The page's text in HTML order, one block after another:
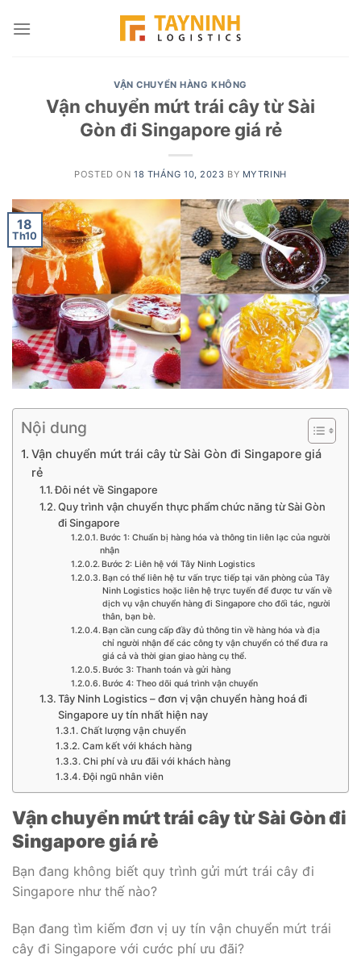
VẬN CHUYỂN HÀNG KHÔNG
Vận chuyển mứt trái cây từ Sài
Gòn đi Singapore giá rẻ
POSTED ON 18 THÁNG 10, 2023 BY MYTRINH
18
Th10
Nội dung
Vận chuyển mứt trái cây từ Sài Gòn đi Singapore giá
rẻ
Đôi nét về Singapore
Quy trình vận chuyển thực phẩm chức năng từ Sài Gòn
đi Singapore
Bước 1: Chuẩn bị hàng hóa và thông tin liên lạc của người
nhận
Bước 2: Liên hệ với Tây Ninh Logistics
Bạn có thể liên hệ tư vấn trực tiếp tại văn phòng của Tây
Ninh Logistics hoặc liên hệ trực tuyến để được tư vấn về
dịch vụ vận chuyển hàng đi Singapore cho đối tác, người
thân, bạn bè.
Bạn cần cung cấp đầy đủ thông tin về hàng hóa và địa
chỉ người nhận để các công ty vận chuyển có thể đưa ra
giá cả và thời gian giao hàng cụ thể.
Bước 3: Thanh toán và gửi hàng
Bước 4: Theo dõi quá trình vận chuyển
Tây Ninh Logistics – đơn vị vận chuyển hàng hoá đi
Singapore uy tín nhất hiện nay
Chất lượng vận chuyển
Cam kết với khách hàng
Chi phí và ưu đãi với khách hàng
Đội ngũ nhân viên
Vận chuyển mứt trái cây từ Sài Gòn đi
Singapore giá rẻ
Bạn đang không biết quy trình gửi mứt trái cây đi
Singapore như thế nào?
Bạn đang tìm kiếm đơn vị uy tín vận chuyển mứt trái
cây đi Singapore với cước phí ưu đãi?